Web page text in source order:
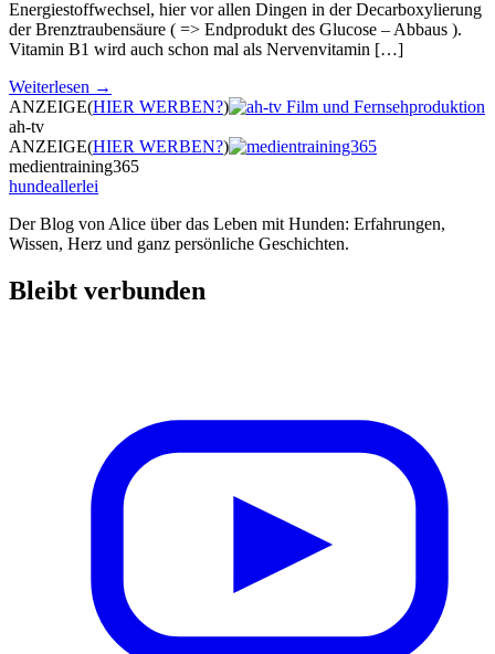
Energiestoffwechsel, hier vor allen Dingen in der Decarboxylierung
der Brenztraubensäure ( => Endprodukt des Glucose – Abbaus ).
Vitamin B1 wird auch schon mal als Nervenvitamin […]
Weiterlesen →
ANZEIGE(HIER WERBEN?)
ah-tv
ANZEIGE(HIER WERBEN?)
medientraining365
hundeallerlei
Der Blog von Alice über das Leben mit Hunden: Erfahrungen,
Wissen, Herz und ganz persönliche Geschichten.
Bleibt verbunden